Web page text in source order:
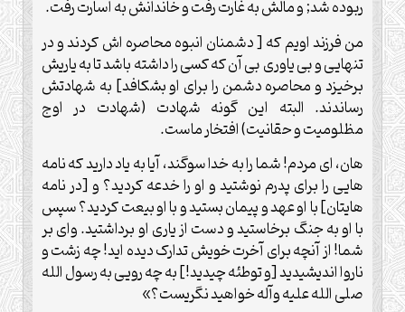
ربوده شد; و مالش به غارت رفت و خاندانش به اسارت رفت.
من فرزند اویم که [ دشمنان انبوه محاصره اش کردند و در
تنهایی و بی یاوری بی آن که کسی را داشته باشد تا به یاریش
برخیزد و محاصره دشمن را برای او بشکافد] به شهادتش
رساندند. البته این گونه شهادت (شهادت در اوج
مظلومیت و حقانیت) افتخار ماست.
هان، ای مردم! شما را به خدا سوگند، آیا به یاد دارید که نامه
هایی را برای پدرم نوشتید و او را خدعه کردید؟ و [در نامه
هایتان] با او عهد و پیمان بستید و با او بیعت کردید؟ سپس
با او به جنگ برخاستید و دست از یاری او برداشتید. وای بر
شما! از آنچه برای آخرت خویش تدارک دیده اید! چه زشت و
ناروا اندیشیدید [و توطئه چیدید!] به چه رویی به رسول الله
صلی الله علیه وآله خواهید نگریست؟»